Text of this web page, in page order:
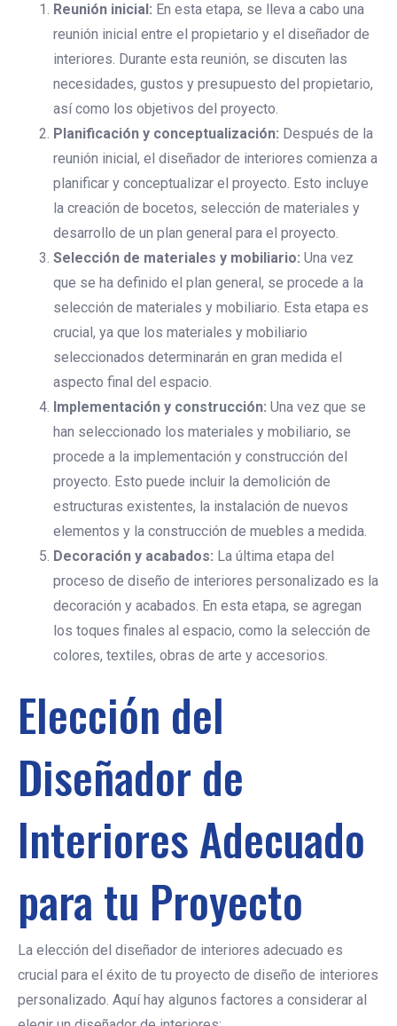
Reunión inicial: En esta etapa, se lleva a cabo una
reunión inicial entre el propietario y el diseñador de
interiores. Durante esta reunión, se discuten las
necesidades, gustos y presupuesto del propietario,
así como los objetivos del proyecto.
Planificación y conceptualización: Después de la
reunión inicial, el diseñador de interiores comienza a
planificar y conceptualizar el proyecto. Esto incluye
la creación de bocetos, selección de materiales y
desarrollo de un plan general para el proyecto.
Selección de materiales y mobiliario: Una vez
que se ha definido el plan general, se procede a la
selección de materiales y mobiliario. Esta etapa es
crucial, ya que los materiales y mobiliario
seleccionados determinarán en gran medida el
aspecto final del espacio.
Implementación y construcción: Una vez que se
han seleccionado los materiales y mobiliario, se
procede a la implementación y construcción del
proyecto. Esto puede incluir la demolición de
estructuras existentes, la instalación de nuevos
elementos y la construcción de muebles a medida.
Decoración y acabados: La última etapa del
proceso de diseño de interiores personalizado es la
decoración y acabados. En esta etapa, se agregan
los toques finales al espacio, como la selección de
colores, textiles, obras de arte y accesorios.
Elección del
Diseñador de
Interiores Adecuado
para tu Proyecto
La elección del diseñador de interiores adecuado es
crucial para el éxito de tu proyecto de diseño de interiores
personalizado. Aquí hay algunos factores a considerar al